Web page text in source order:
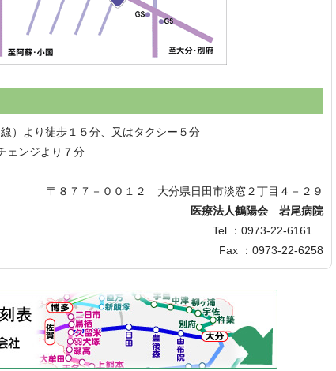
）より徒歩１５分、又はタクシー５分
ェンジより７分
〒８７７－００１２ 大分県日田市淡窓２丁目４－２９
医療法人鶴陽会 岩尾病院
Tel ：0973-22-6161
Fax ：0973-22-6258